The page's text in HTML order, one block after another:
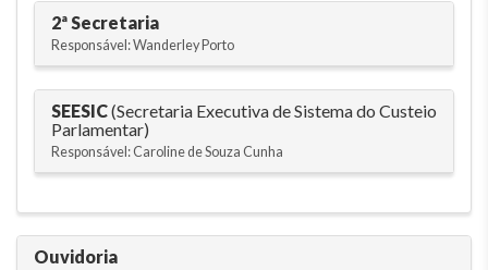
2ª Secretaria
Responsável: Wanderley Porto
SEESIC(Secretaria Executiva de Sistema do Custeio
Parlamentar)
Responsável: Caroline de Souza Cunha
Ouvidoria